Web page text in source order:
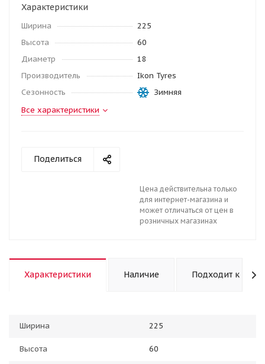
Характеристики
Ширина
225
Высота
60
Диаметр
18
Производитель
Ikon Tyres
Сезонность
Зимняя
Все характеристики
Поделиться
Цена действительна только
для интернет-магазина и
может отличаться от цен в
розничных магазинах
Характеристики Наличие Подходит к авто
Ширина 225
Высота 60